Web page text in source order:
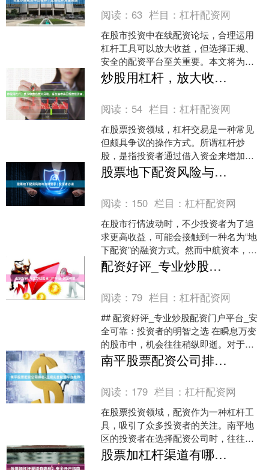
阅读：63 栏目：杠杆配资网
在股市投资中在线配资论坛，合理运用
杠杆工具可以放大收益，但选择正规、
安全的配资平台至关重要。本文将为您
推荐几家经过市场验证的专业炒股配资
平台，并解析正规杠杆资金....
炒股用杠杆，放大收益也放大风险，适合追求高回报的投资者。
阅读： 54 栏目：杠杆配资网
在股票投资领域，杠杆交易是一种常见
但颇具争议的操作方式。所谓杠杆炒
股，是指投资者通过借入资金来增加投
资本金，从而在市场波动中获得更高比
例的收益或亏损。简单来说，....
股票地下配资风险与法律警示 | 投资者必读
阅读： 150 栏目：杠杆配资网
在股市行情波动时，不少投资者为了追
求更高收益，可能会接触到一种名为“地
下配资”的融资方式。然而中航资本，这
种看似便捷的杠杆工具背后，隐藏着巨
大的风险和法律隐患。....
配资好评_专业炒股配资门户平台_安全可靠
阅读：79 栏目：杠杆配资网
## 配资好评_专业炒股配资门户平台_安
全可靠：投资者的明智之选 在瞬息万变
的股市中，机会往往稍纵即逝。对于许
多投资者而言，资金规模是制约其把握
机遇、扩大收益的....
南平股票配资公司排名-正规实盘配资平台推荐
阅读： 179 栏目：杠杆配资网
在股票投资领域，配资作为一种杠杆工
具，吸引了众多投资者的关注。南平地
区的投资者在选择配资公司时，往往面
临信息繁杂、真假难辨的困境。本文旨
在为南平地区的投资者提供....
股票加杠杆渠道有哪些？安全开户指南